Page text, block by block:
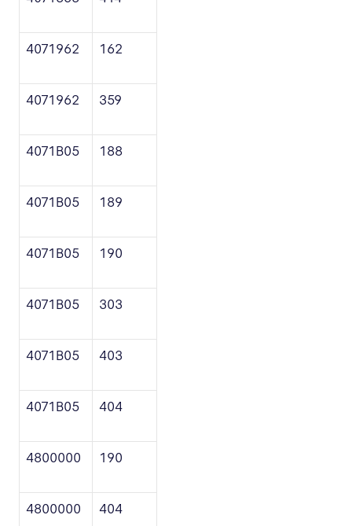
4071962 162
4071962 359
4071B05 188
4071B05 189
4071B05 190
4071B05 303
4071B05 403
4071B05 404
4800000 190
4800000 404